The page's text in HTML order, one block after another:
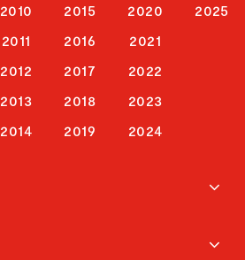
2010
2011
2012
2013
2014
2015
2016
2017
2018
2019
2020
2021
2022
2023
2024
2025